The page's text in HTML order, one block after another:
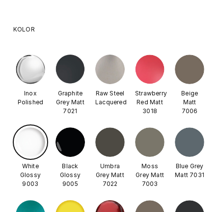
KOLOR
Inox
Polished
Graphite
Grey Matt
7021
Raw Steel
Lacquered
Strawberry
Red Matt
3018
Beige
Matt
7006
White
Glossy
9003
Black
Glossy
9005
Umbra
Grey Matt
7022
Moss
Grey Matt
7003
Blue Grey
Matt 7031